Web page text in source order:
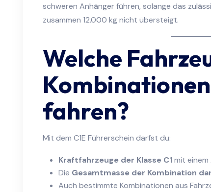
schweren Anhänger führen, solange das
zusammen 12.000 kg nicht übersteigt.
Welche
fahren?
Mit dem C1E Führerschein darfst du:
Kraftfahrzeuge der Klasse C1mit
Die Gesamtmasse der Kombination
Auch bestimmte Kombinationen aus